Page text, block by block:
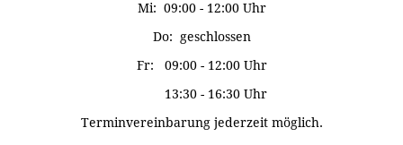
Mi: 09:00 - 12:00 Uhr
Do: geschlossen
Fr: 09:00 - 12:00 Uhr
13:30 - 16:30 Uhr
Terminvereinbarung jederzeit möglich.